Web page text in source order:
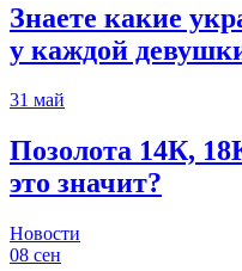
Знаете какие
у каждой
31 май
Позолота 14К,
это значит?
Новости
08 сен